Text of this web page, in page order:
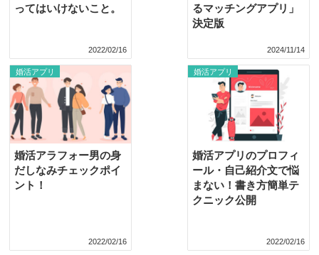
ってはいけないこと。
2022/02/16
るマッチングアプリ」
決定版
2024/11/14
婚活アラフォー男の身
だしなみチェックポイ
ント！
2022/02/16
婚活アプリ
婚活アプリのプロフィ
ール・自己紹介文で悩
まない！書き方簡単テ
クニック公開
2022/02/16
婚活アプリ